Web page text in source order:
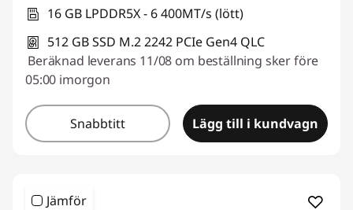
16 GB LPDDR5X - 6 400MT/s (lött)
512 GB SSD M.2 2242 PCIe Gen4 QLC
Beräknad leverans 11/08 om beställning sker före
05:00 imorgon
Snabbtitt Lägg till i kundvagn
Jämför